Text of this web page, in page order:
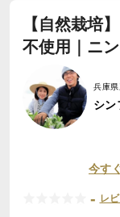
【自然栽培
不使用｜ニ
兵庫
シン
今す
- レ